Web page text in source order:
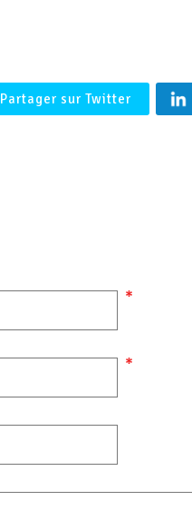
Partager sur Twitter